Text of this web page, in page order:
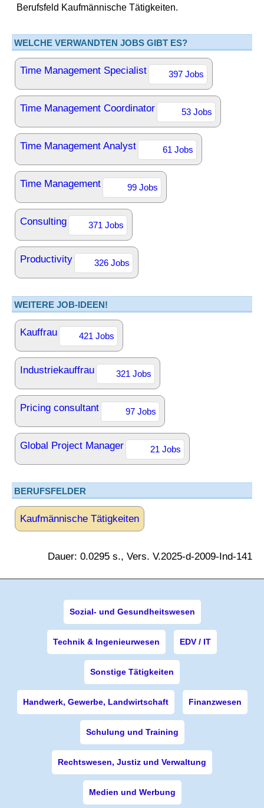
Berufsfeld Kaufmännische Tätigkeiten.
WELCHE VERWANDTEN JOBS GIBT ES?
Time Management Specialist 397 Jobs
Time Management Coordinator 53 Jobs
Time Management Analyst 61 Jobs
Time Management 99 Jobs
Consulting 371 Jobs
Productivity 326 Jobs
WEITERE JOB-IDEEN!
Kauffrau 421 Jobs
Industriekauffrau 321 Jobs
Pricing consultant 97 Jobs
Global Project Manager 21 Jobs
BERUFSFELDER
Kaufmännische Tätigkeiten
Dauer: 0.0295 s., Vers. V.2025-d-2009-Ind-141
Sozial- und Gesundheitswesen
Technik & Ingenieurwesen EDV / IT
Sonstige Tätigkeiten
Handwerk, Gewerbe, Landwirtschaft Finanzwesen
Schulung und Training
Rechtswesen, Justiz und Verwaltung
Medien und Werbung